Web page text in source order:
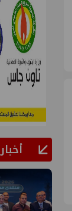
أخبار